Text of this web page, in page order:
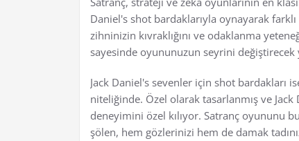
Daniel's shot bardaklarıyla oynayarak
zihninizin kıvraklığını ve odaklanma
sayesinde oyununuzun seyrini
Jack Daniel's sevenler için shot bardakları
niteliğinde. Özel olarak tasarlanmış ve
deneyimini özel kılıyor. Satranç oyununu
şölen, hem gözlerinizi hem de damak